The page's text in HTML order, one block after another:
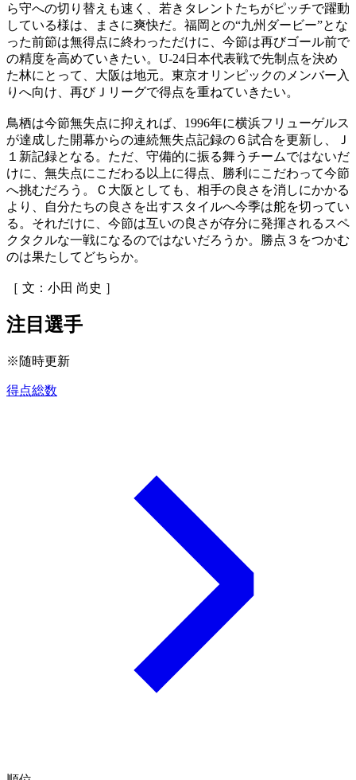
ら守への切り替えも速く、若きタレントたちがピッチで躍動
している様は、まさに爽快だ。福岡との“九州ダービー”とな
った前節は無得点に終わっただけに、今節は再びゴール前で
の精度を高めていきたい。U-24日本代表戦で先制点を決め
た林にとって、大阪は地元。東京オリンピックのメンバー入
りへ向け、再びＪリーグで得点を重ねていきたい。
鳥栖は今節無失点に抑えれば、1996年に横浜フリューゲルス
が達成した開幕からの連続無失点記録の６試合を更新し、Ｊ
１新記録となる。ただ、守備的に振る舞うチームではないだ
けに、無失点にこだわる以上に得点、勝利にこだわって今節
へ挑むだろう。Ｃ大阪としても、相手の良さを消しにかかる
より、自分たちの良さを出すスタイルへ今季は舵を切ってい
る。それだけに、今節は互いの良さが存分に発揮されるスペ
クタクルな一戦になるのではないだろうか。勝点３をつかむ
のは果たしてどちらか。
［ 文：小田 尚史 ］
注目選手
※随時更新
得点総数